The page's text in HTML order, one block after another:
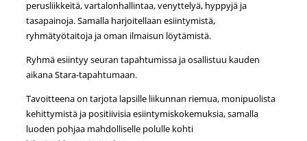
perusliikkeitä, vartalonhallintaa, venyttelyä, hyppyjä ja
tasapainoja. Samalla harjoitellaan esiintymistä,
ryhmätyötaitoja ja oman ilmaisun löytämistä.
Ryhmä esiintyy seuran tapahtumissa ja osallistuu kauden
aikana Stara-tapahtumaan.
Tavoitteena on tarjota lapsille liikunnan riemua, monipuolista
kehittymistä ja positiivisia esiintymiskokemuksia, samalla
luoden pohjaa mahdolliselle polulle kohti